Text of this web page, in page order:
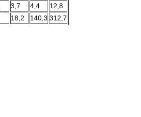
3,7 4,4
12,8
18,2 140,3 312,7